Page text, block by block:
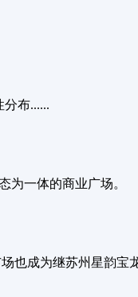
布......
为一体的商业广场。
也成为继苏州星韵宝